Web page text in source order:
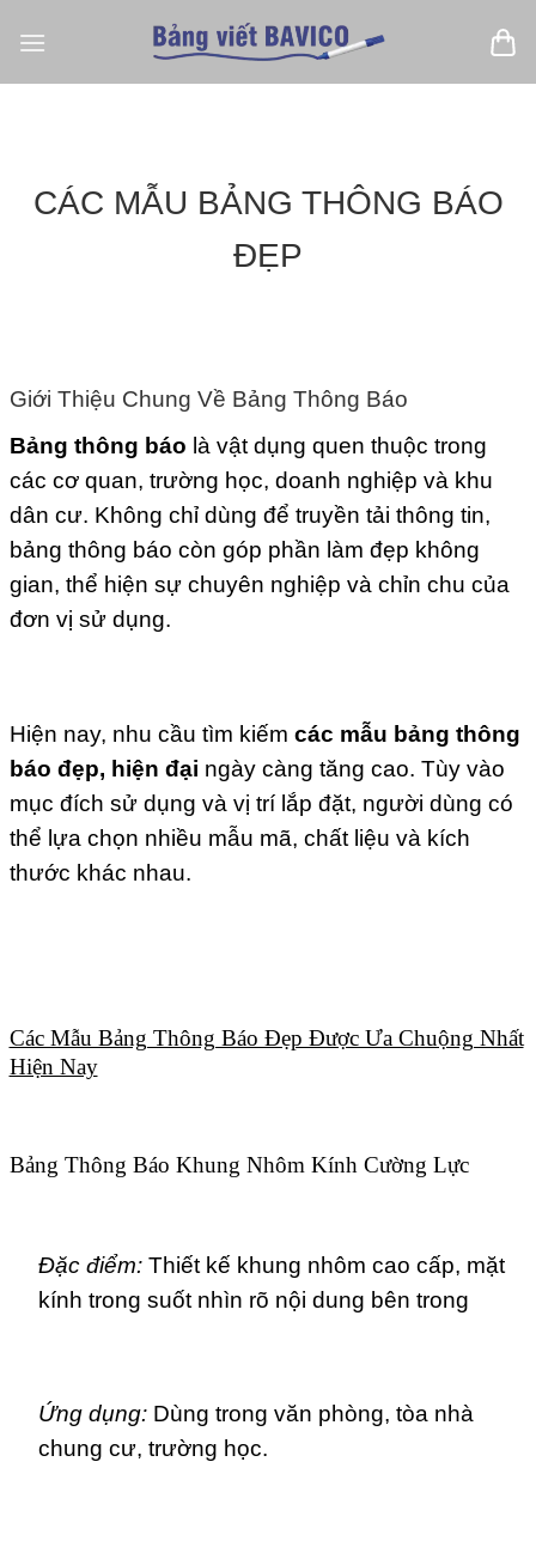
qua
CÁC MẪU BẢNG THÔNG BÁO
ĐẸP
Giới Thiệu Chung Về Bảng Thông Báo
Bảng thông báo là vật dụng quen thuộc trong
các cơ quan, trường học, doanh nghiệp và khu
dân cư. Không chỉ dùng để truyền tải thông tin,
bảng thông báo còn góp phần làm đẹp không
gian, thể hiện sự chuyên nghiệp và chỉn chu của
đơn vị sử dụng.
Hiện nay, nhu cầu tìm kiếm các mẫu bảng thông
báo đẹp, hiện đại ngày càng tăng cao. Tùy vào
mục đích sử dụng và vị trí lắp đặt, người dùng có
thể lựa chọn nhiều mẫu mã, chất liệu và kích
thước khác nhau.
Các Mẫu Bảng Thông Báo Đẹp Được Ưa Chuộng Nhất
Hiện Nay
Bảng Thông Báo Khung Nhôm Kính Cường Lực
Đặc điểm:Thiết kế khung nhôm cao cấp, mặt
kính trong suốt nhìn rõ nội dung bên trong
Ứng dụng:Dùng trong văn phòng, tòa nhà
chung cư, trường học.